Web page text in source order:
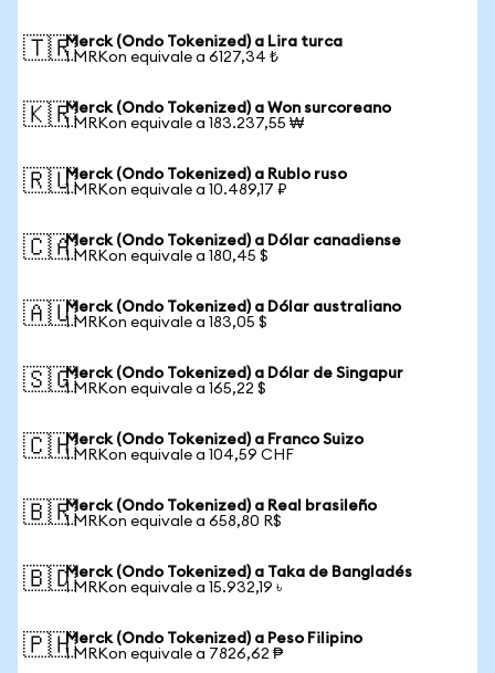
🇹🇷Merck (Ondo Tokenized) a Lira turca
1 MRKon equivale a 6127,34 ₺
🇰🇷Merck (Ondo Tokenized) a Won surcoreano
1 MRKon equivale a 183.237,55 ₩
🇷🇺Merck (Ondo Tokenized) a Rublo ruso
1 MRKon equivale a 10.489,17 ₽
🇨🇦Merck (Ondo Tokenized) a Dólar canadiense
1 MRKon equivale a 180,45 $
🇦🇺Merck (Ondo Tokenized) a Dólar australiano
1 MRKon equivale a 183,05 $
🇸🇬Merck (Ondo Tokenized) a Dólar de Singapur
1 MRKon equivale a 165,22 $
🇨🇭Merck (Ondo Tokenized) a Franco Suizo
1 MRKon equivale a 104,59 CHF
🇧🇷Merck (Ondo Tokenized) a Real brasileño
1 MRKon equivale a 658,80 R$
🇧🇩Merck (Ondo Tokenized) a Taka de Bangladés
1 MRKon equivale a 15.932,19 ৳
🇵🇭Merck (Ondo Tokenized) a Peso Filipino
1 MRKon equivale a 7826,62 ₱